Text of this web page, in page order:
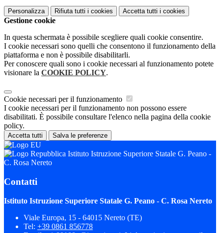
Personalizza Rifiuta tutti i cookies Accetta tutti i cookies
Gestione cookie
In questa schermata è possibile scegliere quali cookie consentire.
I cookie necessari sono quelli che consentono il funzionamento della
piattaforma e non è possibile disabilitarli.
Per conoscere quali sono i cookie necessari al funzionamento potete
visionare la COOKIE POLICY.
Cookie necessari per il funzionamento
I cookie necessari per il funzionamento non possono essere
disabilitati. È possibile consultare l'elenco nella pagina della cookie
policy.
Accetta tutti Salva le preferenze
Istituto Istruzione Superiore Statale G. Peano -
C. Rosa Nereto
Contatti
Istituto Istruzione Superiore Statale G. Peano - C. Rosa Nereto
Viale Europa, 15 - 64015 Nereto (TE)
Tel: +39 0861 856778